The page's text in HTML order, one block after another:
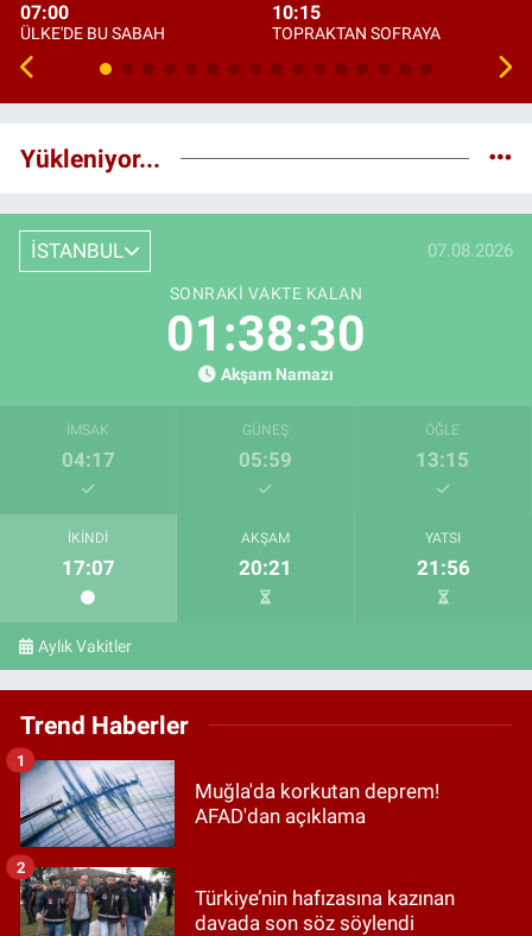
07:00
ÜLKE'DE BU SABAH
10:15
TOPRAKTAN SOFRAYA
Yükleniyor...
İSTANBUL 07.08.2026
SONRAKI VAKTE KALAN
01:38:29
Akşam Namazı
İMSAK
04:17
GÜNEŞ
05:59
ÖĞLE
13:15
İKINDI
17:07
AKŞAM
20:21
YATSI
21:56
Aylık Vakitler
Trend Haberler
Muğla'da korkutan deprem!
AFAD'dan açıklama
1
Türkiye’nin hafızasına kazınan
davada son söz söylendi
2